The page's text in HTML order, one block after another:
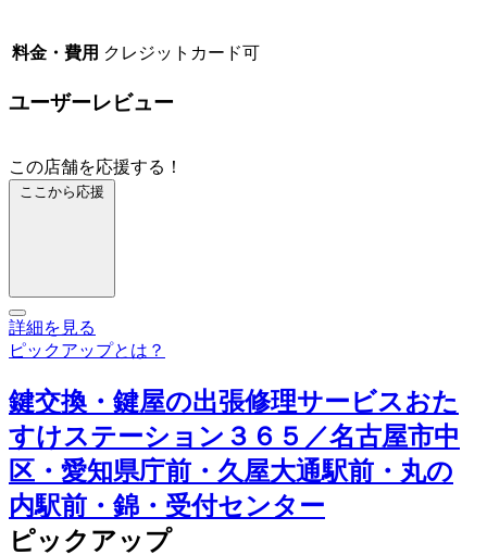
料金・費用 クレジットカード可
ユーザーレビュー
この店舗を応援する！
ここから応援
詳細を見る
ピックアップとは？
鍵交換・鍵屋の出張修理サービスおた
すけステーション３６５／名古屋市中
区・愛知県庁前・久屋大通駅前・丸の
内駅前・錦・受付センター
ピックアップ